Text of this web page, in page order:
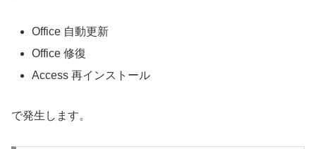
Office 自動更新
Office 修復
Access 再インストール
で発生します。